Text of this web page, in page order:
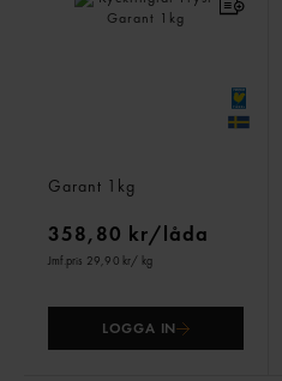
Garant 1kg
358,80 kr/låda
Jmf.pris 29,90 kr/ kg
LOGGA IN